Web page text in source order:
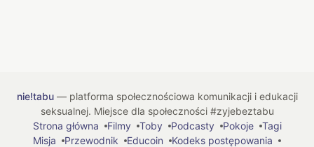
nie!tabu— platforma społecznościowa komunikacji i edukacji
seksualnej. Miejsce dla społeczności #zyjebeztabu
Strona główna
Filmy Toby Podcasty Pokoje
Tagi
Misja
Przewodnik Educoin
Kodeks postępowania